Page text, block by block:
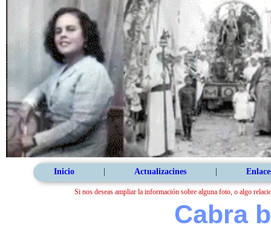
Inicio Actualizacines
Si nos deseas ampliar la información sobre alguna foto, o algo
Cabra